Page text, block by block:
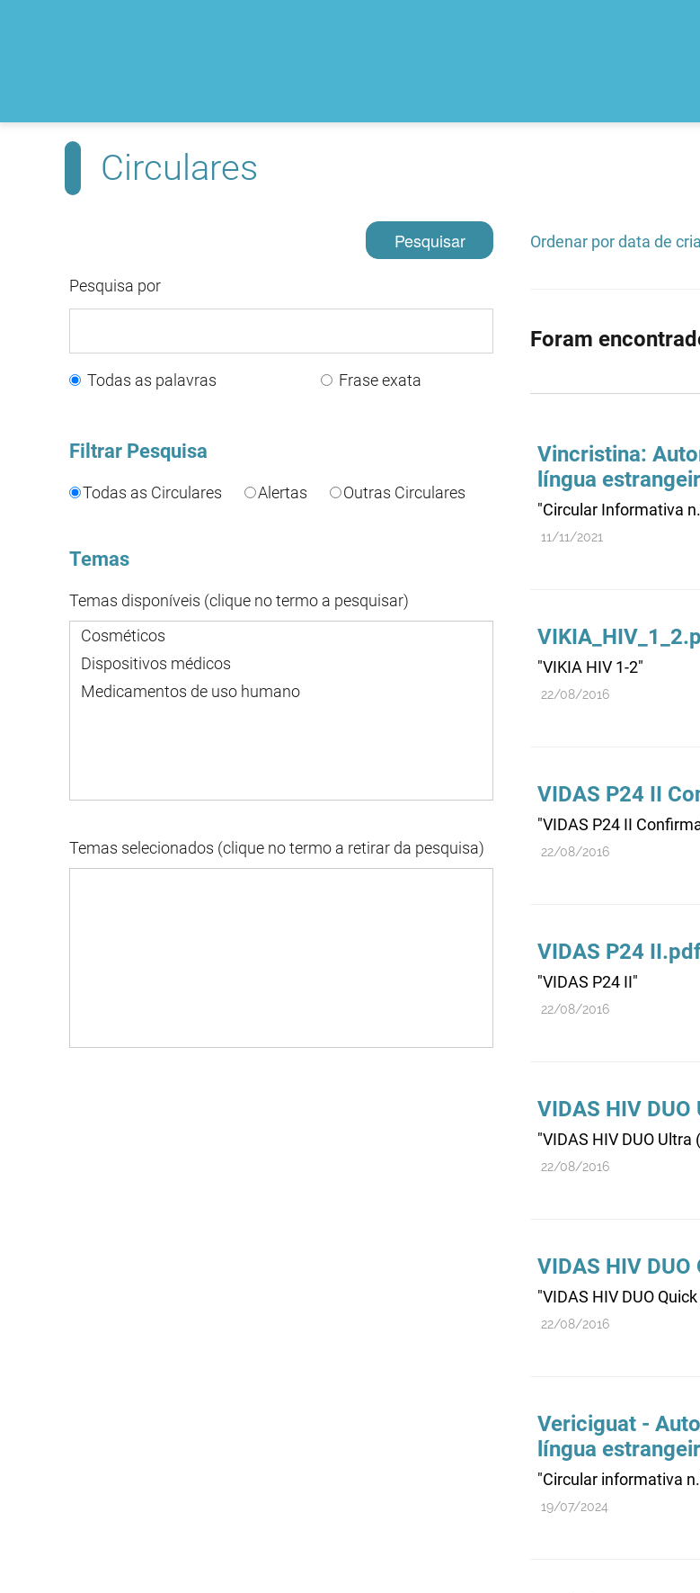
Circulares
Pesquisar
Pesquisa por
Todas as palavras Frase exata
Filtrar Pesquisa
Todas as Circulares Alertas Outras Circulares
Temas
Temas disponíveis (clique no termo a pesquisar)
Cosméticos
Dispositivos médicos
Medicamentos de uso humano
Temas selecionados (clique no termo a retirar da pesquisa)
Ordenar por data de
Foram
Vincristina:
língua
"Circular Informativa
11/11/2021
"VIKIA HIV 1-2"
22/08/2016
VIDAS P24 II
"VIDAS P24 II
22/08/2016
VIDAS P24
"VIDAS P24 II"
22/08/2016
VIDAS HIV
"VIDAS HIV DUO Ultra
22/08/2016
VIDAS HIV
"VIDAS HIV DUO
22/08/2016
Vericiguat -
língua
"Circular informativa
19/07/2024